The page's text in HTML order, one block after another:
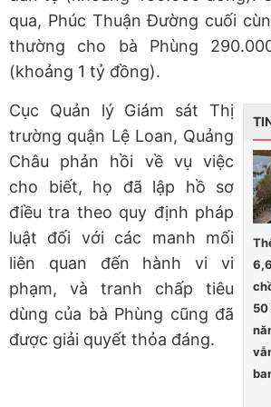
qua, Phúc Thuận Đường cuối
thường cho bà Phùng
(khoảng 1 tỷ đồng).
50
Cục Quản lý Giám sát Thị
trường quận Lệ Loan, Quảng
Châu phản hồi về vụ việc
cho biết, họ đã lập hồ sơ
điều tra theo quy định pháp
luật đối với các manh mối
liên quan đến hành vi vi
phạm, và tranh chấp tiêu
dùng của bà Phùng cũng đã
được giải quyết thỏa đáng.